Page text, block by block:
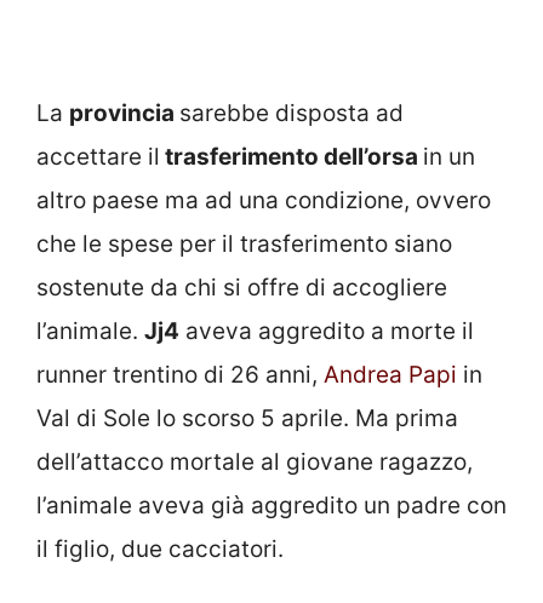
La provincia sarebbe disposta ad
accettare il trasferimento dell’orsa in un
altro paese ma ad una condizione, ovvero
che le spese per il trasferimento siano
sostenute da chi si offre di accogliere
l’animale. Jj4 aveva aggredito a morte il
runner trentino di 26 anni, Andrea Papi in
Val di Sole lo scorso 5 aprile. Ma prima
dell’attacco mortale al giovane ragazzo,
l’animale aveva già aggredito un padre con
il figlio, due cacciatori.